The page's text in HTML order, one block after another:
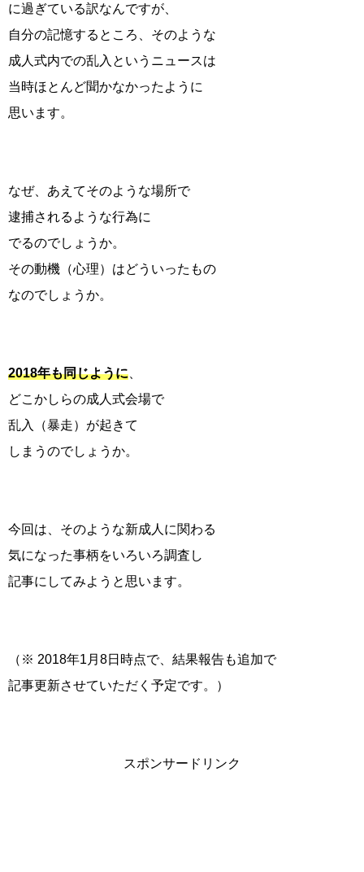
に過ぎている訳なんですが、
自分の記憶するところ、そのような
成人式内での乱入というニュースは
当時ほとんど聞かなかったように
思います。
なぜ、あえてそのような場所で
逮捕されるような行為に
でるのでしょうか。
その動機（心理）はどういったもの
なのでしょうか。
2018年も同じように
どこかしらの成人式会場で
乱入（暴走）が起きて
しまうのでしょうか。
今回は、そのような新成人に関わる
気になった事柄をいろいろ調査し
記事にしてみようと思います。
（※ 2018年1月8日時点で、結果報告も追加で
記事更新させていただく予定です。）
スポンサードリンク